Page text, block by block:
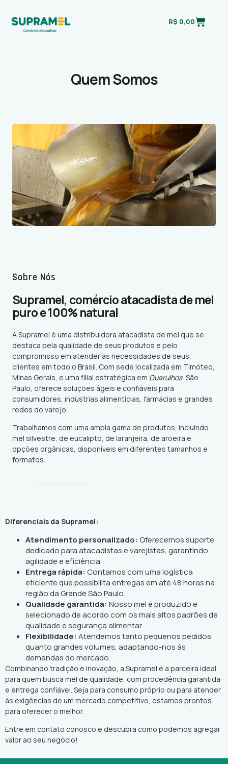
R$ 0,00
Quem Somos
Sobre Nós
Supramel, comércio atacadista de mel
puro e 100% natural
A Supramel é uma distribuidora atacadista de mel que se
destaca pela qualidade de seus produtos e pelo
compromisso em atender as necessidades de seus
clientes em todo o Brasil. Com sede localizada em Timóteo,
Minas Gerais, e uma filial estratégica em Guarulhos, São
Paulo, oferece soluções ágeis e confiáveis para
consumidores, indústrias alimentícias, farmácias e grandes
redes do varejo.
Trabalhamos com uma ampla gama de produtos, incluindo
mel silvestre, de eucalipto, de laranjeira, de aroeira e
opções orgânicas, disponíveis em diferentes tamanhos e
formatos.
Diferenciais da Supramel:
Atendimento personalizado: Oferecemos suporte
dedicado para atacadistas e varejistas, garantindo
agilidade e eficiência.
Entrega rápida: Contamos com uma logística
eficiente que possibilita entregas em até 48 horas na
região da Grande São Paulo.
Qualidade garantida: Nosso mel é produzido e
selecionado de acordo com os mais altos padrões de
qualidade e segurança alimentar.
Flexibilidade: Atendemos tanto pequenos pedidos
quanto grandes volumes, adaptando-nos às
demandas do mercado.
Combinando tradição e inovação, a Supramel é a parceira ideal
para quem busca mel de qualidade, com procedência garantida
e entrega confiável. Seja para consumo próprio ou para atender
às exigências de um mercado competitivo, estamos prontos
para oferecer o melhor.
Entre em contato conosco e descubra como podemos agregar
valor ao seu negócio!